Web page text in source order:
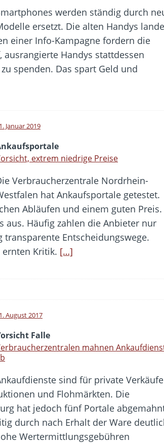
werden ständig durch
ersetzt. Die alten Handys
einer Info-Kampagne fordern die
Handys stattdessen
spenden. Das spart Geld und
Januar 2019
extrem niedrige Preise
Verbraucherzentrale Nordrhein-
hat Ankaufsportale getestet.
Abläufen und einem guten Preis.
aus. Häufig zahlen die Anbieter nur
transparente Entscheidungswege.
Kritik. […]
August 2017
Falle
mahnen
sind für private
und Flohmärkten. Die
hat jedoch fünf Portale
durch nach Erhalt der Ware
Wertermittlungsgebühren